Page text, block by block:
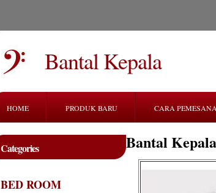
Bantal Kepala
HOME PRODUK BARU CARA
Categories
BED ROOM
Bantal Kepala